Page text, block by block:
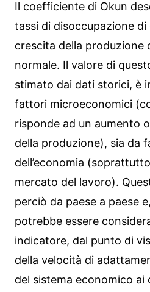
Il coefficiente di Okun
tassi di disoccupazione di
crescita della produzione
normale. Il valore di
stimato dai dati storici, è
fattori microeconomici
risponde ad un aumento
della produzione), sia da
dell’economia
mercato del lavoro).
perciò da paese a paese
potrebbe essere
indicatore, dal punto di
della velocità di
del sistema economico ai